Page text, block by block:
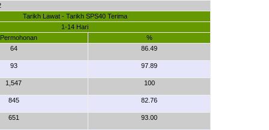
Tarikh Lawat - Tarikh SPS40 Terima
1-14 Hari
%
64
86.49
93 97.89
1,547 100
845 82.76
651 93.00